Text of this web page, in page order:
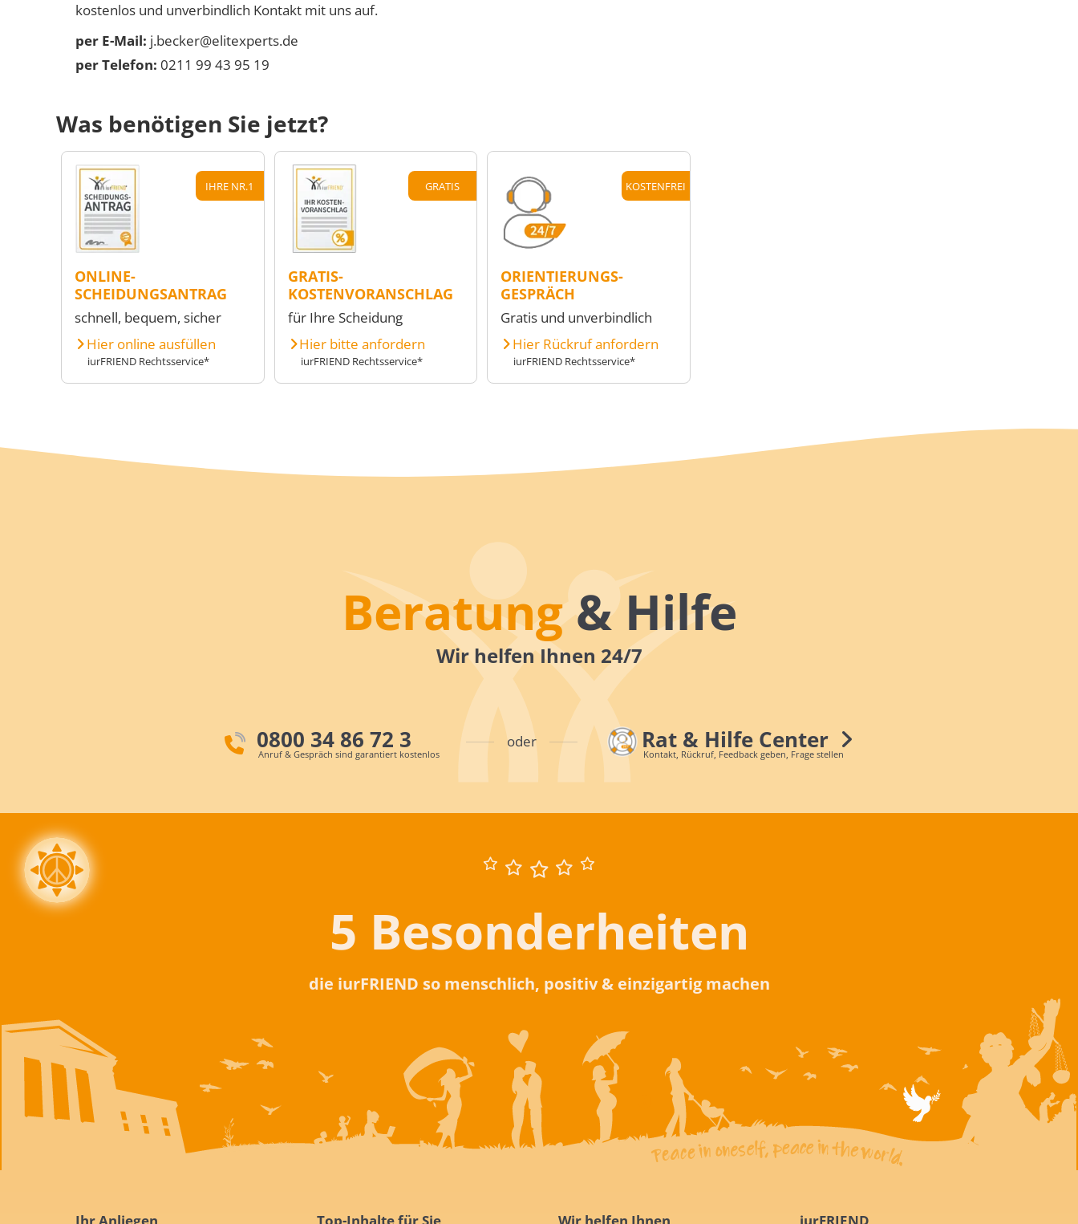
kostenlos und unverbindlich Kontakt mit uns auf.
per E-Mail: j.becker@elitexperts.de
per Telefon: 0211 99 43 95 19
Was benötigen Sie jetzt?
IHRE NR.1
ONLINE-
SCHEIDUNGSANTRAG
schnell, bequem, sicher
Hier online ausfüllen
iurFRIEND Rechtsservice*
GRATIS
GRATIS-
KOSTENVORANSCHLAG
für Ihre Scheidung
Hier bitte anfordern
iurFRIEND Rechtsservice*
KOSTENFREI
ORIENTIERUNGS-
GESPRÄCH
Gratis und unverbindlich
Hier Rückruf anfordern
iurFRIEND Rechtsservice*
Beratung& Hilfe
Wir helfen Ihnen 24/7
0800 34 86 72 3
Anruf & Gespräch sind garantiert kostenlos
oder Rat & Hilfe Center
Kontakt, Rückruf, Feedback geben, Frage stellen
5 Besonderheiten
die iurFRIEND so menschlich, positiv & einzigartig machen